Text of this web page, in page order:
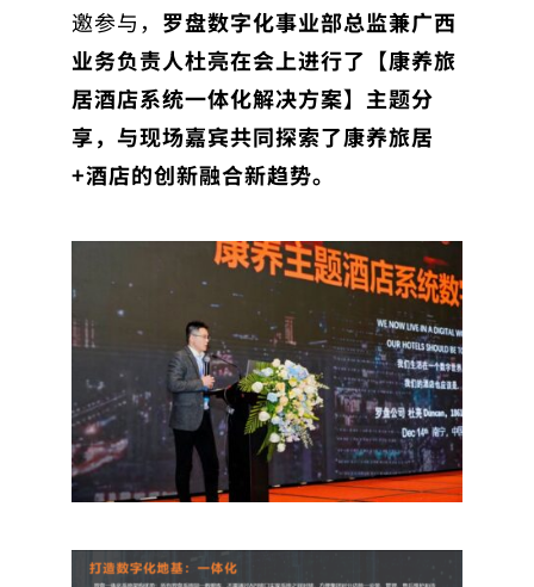
邀参与， 罗盘数字化事业部总监兼广西
业务负责人杜亮在会上进行了【康养旅
居酒店系统一体化解决方案】主题分
享，与现场嘉宾共同探索了康养旅居
+酒店的创新融合新趋势。